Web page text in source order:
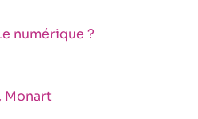
numérique ?
Monart